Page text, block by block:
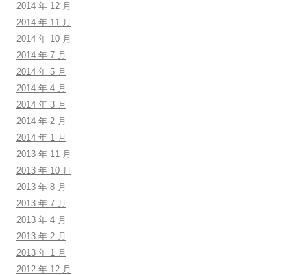
2014 年 12 月
2014 年 11 月
2014 年 10 月
2014 年 7 月
2014 年 5 月
2014 年 4 月
2014 年 3 月
2014 年 2 月
2014 年 1 月
2013 年 11 月
2013 年 10 月
2013 年 8 月
2013 年 7 月
2013 年 4 月
2013 年 2 月
2013 年 1 月
2012 年 12 月